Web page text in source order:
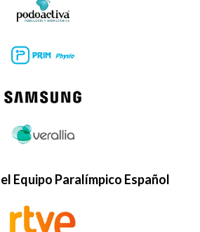
Equipo Paralímpico Español